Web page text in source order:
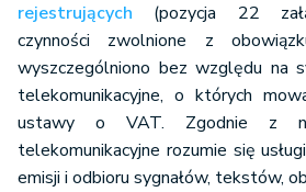
rejestrujących (pozycja 22
czynności zwolnione z
wyszczególniono bez względu na
telekomunikacyjne, o których
ustawy o VAT. Zgodnie z
telekomunikacyjne rozumie się
emisji i odbioru sygnałów, tekstów,